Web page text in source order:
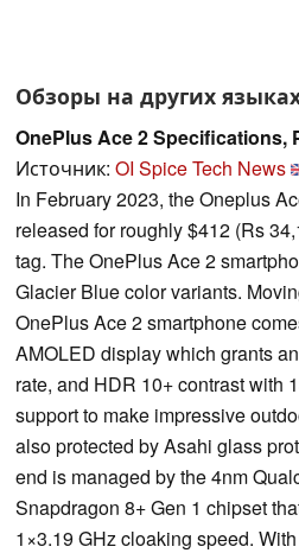
Обзоры на других
OnePlus Ace 2 Specifications,
Источник: OI Spice Tech News
In February 2023, the Oneplus
released for roughly $412 (Rs
tag. The OnePlus Ace 2
Glacier Blue color variants.
OnePlus Ace 2 smartphone
AMOLED display which grants
rate, and HDR 10+ contrast with
support to make impressive
also protected by Asahi glass
end is managed by the 4nm
Snapdragon 8+ Gen 1 chipset
1×3.19 GHz cloaking speed.